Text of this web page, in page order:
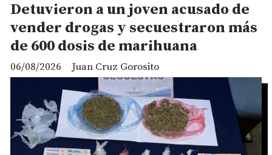
Detuvieron a un joven acusado de
vender drogas y secuestraron más
de 600 dosis de marihuana
Juan Cruz Gorosito
06/08/2026